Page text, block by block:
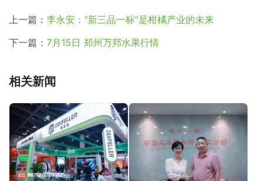
上一篇： 李永安：“新三品一标”是柑橘产业的未来
下一篇： 7月15日 郑州万邦水果行情
相关新闻